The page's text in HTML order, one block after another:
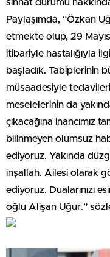
sıhhat durumu
Paylaşımda, “Özkan
etmekte olup, 29
itibariyle hastalığıyla
başladık. Tabiplerinin
müsaadesiyle
meselelerinin da
çıkacağına inancımız
bilinmeyen olumsuz
ediyoruz. Yakında
inşallah. Ailesi olarak
ediyoruz. Dualarınızı
oğlu Alişan Uğur.”